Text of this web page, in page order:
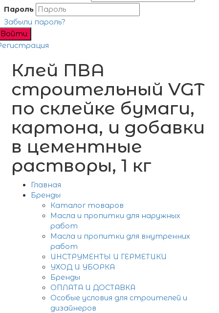
Пароль
Забыли пароль?
Войти
Клей ПВА
строительный VGT
по склейке бумаги,
картона, и добавки
в цементные
растворы, 1 кг
Главная
Бренды
Каталог товаров
Масла и пропитки для наружных
работ
Масла и пропитки для внутренних
работ
ИНСТРУМЕНТЫ И ГЕРМЕТИКИ
УХОД И УБОРКА
Бренды
ОПЛАТА И ДОСТАВКА
Особые условия для строителей и
дизайнеров